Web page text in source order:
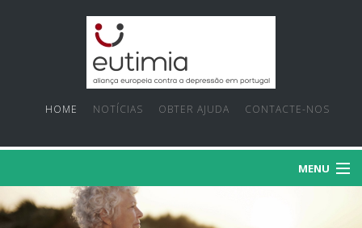
HOME NOTÍCIAS OBTER AJUDA CONTACTE-NOS
MENU
SOBRE NÓS